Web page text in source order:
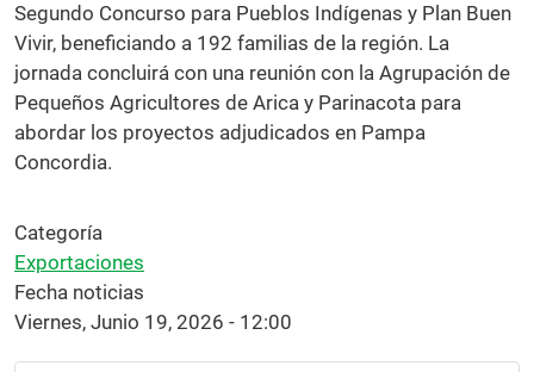
Segundo Concurso para Pueblos Indígenas y Plan Buen
Vivir, beneficiando a 192 familias de la región. La
jornada concluirá con una reunión con la Agrupación de
Pequeños Agricultores de Arica y Parinacota para
abordar los proyectos adjudicados en Pampa
Concordia.
Categoría
Exportaciones
Fecha noticias
Viernes, Junio 19, 2026 - 12:00